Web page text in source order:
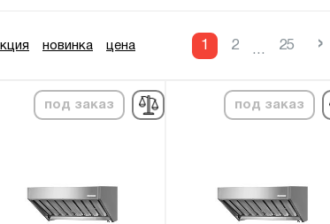
новинка цена 1 2 ... 25 ›
под заказ под заказ